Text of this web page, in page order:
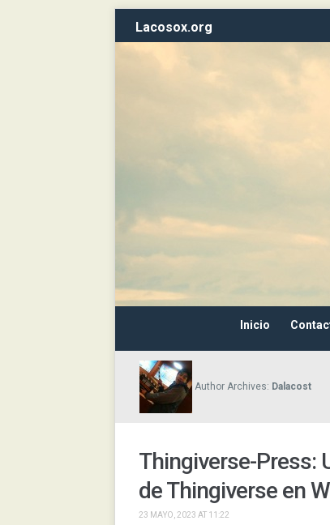
Lacosox.org
Inicio
Author Archives: Dalacost
Thingiverse-Press:
de Thingiverse en
23 MAYO, 2023 AT 11:22